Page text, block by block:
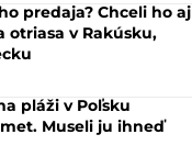
predaja? Chceli ho aj
otriasa v Rakúsku,
pláži v Poľsku
Museli ju ihneď